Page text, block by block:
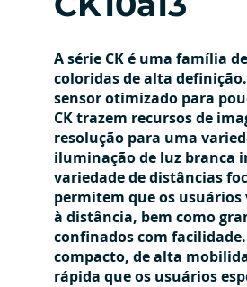
A série CK é uma família
coloridas de alta
sensor otimizado para
CK trazem recursos de
resolução para uma
iluminação de luz branca
variedade de distâncias
permitem que os
à distância, bem como
confinados com
compacto, de alta
rápida que os usuários